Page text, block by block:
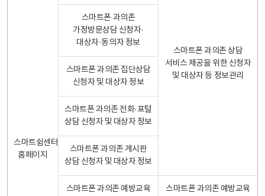
스마트쉼센터
홈페이지
스마트폰 과의존 상담
서비스 제공을 위한 신청자
및 대상자 등 정보관리
스마트폰 과의존
가정방문상담 신청자·
대상자·동의자 정보
스마트폰 과의존 집단상담
신청자 및 대상자 정보
스마트폰 과의존 전화·포털
상담 신청자 및 대상자 정보
스마트폰 과의존 게시판
상담 신청자 및 대상자 정보
스마트폰 과의존 예방교육
스마트폰 과의존 예방교육